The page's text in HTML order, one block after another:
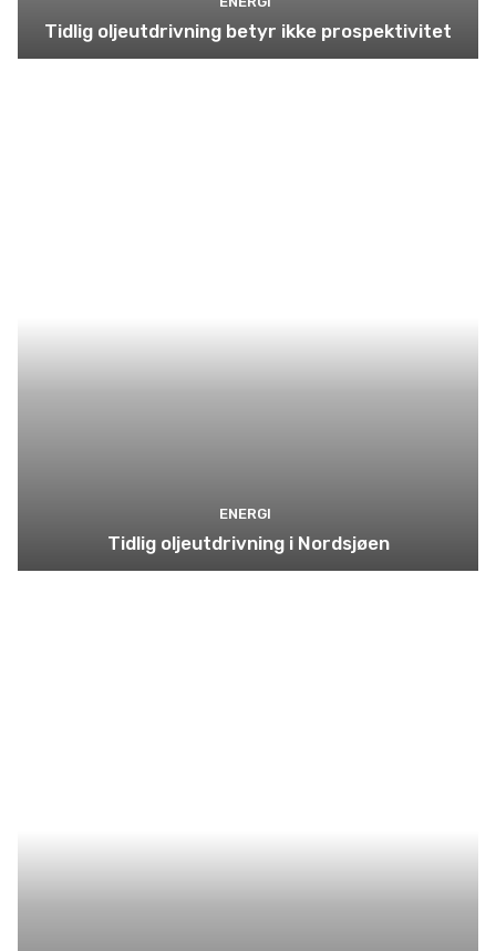
Tidlig oljeutdrivning betyr ikke prospektivitet
ENERGI
Tidlig oljeutdrivning i Nordsjøen